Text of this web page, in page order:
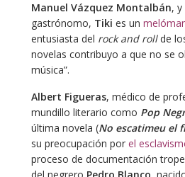
Manuel Vázquez Montalbán, y
gastrónomo, Tiki es un
entusiasta del rock and rollde
novelas contribuyo a que no se
música”.
Albert Figueras, médico de
mundillo literario como Pop
última novela (No escatimeu el
su preocupación por el
proceso de documentación